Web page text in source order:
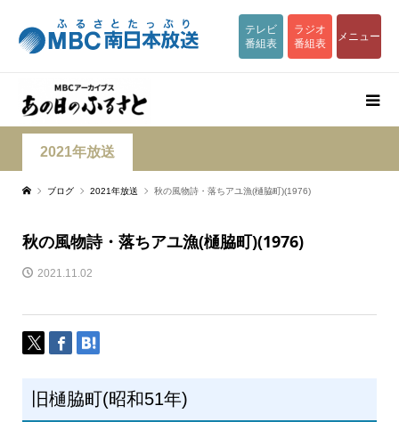
テレビ
番組表
ラジオ
番組表
メニュー
2021年放送
ブログ 2021年放送 秋の風物詩・落ちアユ漁(樋脇町)(1976)
秋の風物詩・落ちアユ漁(樋脇町)(1976)
2021.11.02
旧樋脇町(昭和51年)